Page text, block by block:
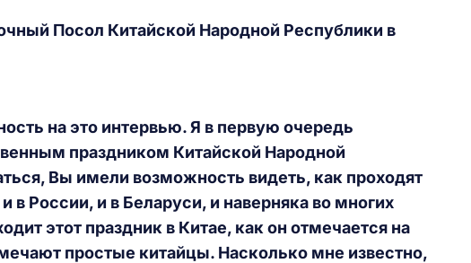
Посол Китайской Народной Республики в
на это интервью. Я в первую очередь
праздником Китайской Народной
Вы имели возможность видеть, как проходят
в России, и в Беларуси, и наверняка во многих
этот праздник в Китае, как он отмечается на
простые китайцы. Насколько мне известно,